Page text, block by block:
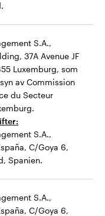
S.A.,
37A Avenue JF
Luxemburg, som
av Commission
du Secteur
S.A.,
C/Goya 6,
Spanien.
S.A.,
C/Goya 6,